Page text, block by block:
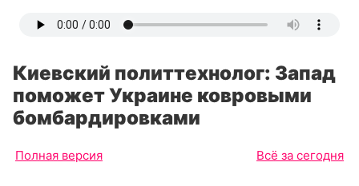
Киевский политтехнолог: Запад
поможет Украине ковровыми
бомбардировками
Полная версия Всё за сегодня